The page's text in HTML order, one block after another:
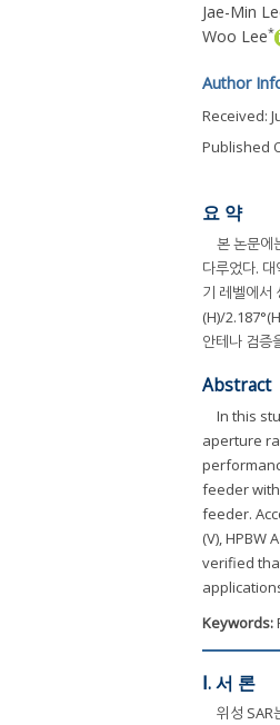
Jae-Min
Woo Lee*
Author
Received:
Published
요 약
본 논문에
다루었다.
기 레벨에서
(H)/
안테나 검증
Abstract
In this
aperture
feeder
feeder.
(V), HPBW
verified
Keywords:
Ⅰ. 서 론
위성 SAR